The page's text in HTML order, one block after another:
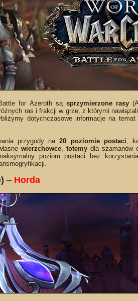
for Azeroth są sprzymierzone rasy
ras i frakcji w grze, z którymi
dotychczasowe informacje na
przygody na20 poziomie postaci,
wierzchowce, totemy dla szamanów
poziom postaci bez
– Horda